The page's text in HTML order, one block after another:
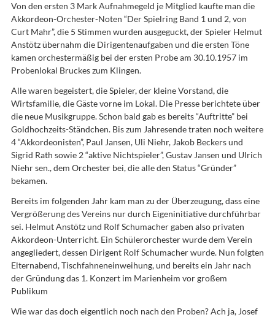
Von den ersten 3 Mark Aufnahmegeld je Mitglied kaufte man die
Akkordeon-Orchester-Noten “Der Spielring Band 1 und 2, von
Curt Mahr”, die 5 Stimmen wurden ausgeguckt, der Spieler Helmut
Anstötz übernahm die Dirigentenaufgaben und die ersten Töne
kamen orchestermäßig bei der ersten Probe am 30.10.1957 im
Probenlokal Bruckes zum Klingen.
Alle waren begeistert, die Spieler, der kleine Vorstand, die
Wirtsfamilie, die Gäste vorne im Lokal. Die Presse berichtete über
die neue Musikgruppe. Schon bald gab es bereits “Auftritte” bei
Goldhochzeits-Ständchen. Bis zum Jahresende traten noch weitere
4 “Akkordeonisten”, Paul Jansen, Uli Niehr, Jakob Beckers und
Sigrid Rath sowie 2 “aktive Nichtspieler”, Gustav Jansen und Ulrich
Niehr sen., dem Orchester bei, die alle den Status “Gründer”
bekamen.
Bereits im folgenden Jahr kam man zu der Überzeugung, dass eine
Vergrößerung des Vereins nur durch Eigeninitiative durchführbar
sei. Helmut Anstötz und Rolf Schumacher gaben also privaten
Akkordeon-Unterricht. Ein Schülerorchester wurde dem Verein
angegliedert, dessen Dirigent Rolf Schumacher wurde. Nun folgten
Elternabend, Tischfahneneinweihung, und bereits ein Jahr nach
der Gründung das 1. Konzert im Marienheim vor großem
Publikum
Wie war das doch eigentlich noch nach den Proben? Ach ja, Josef